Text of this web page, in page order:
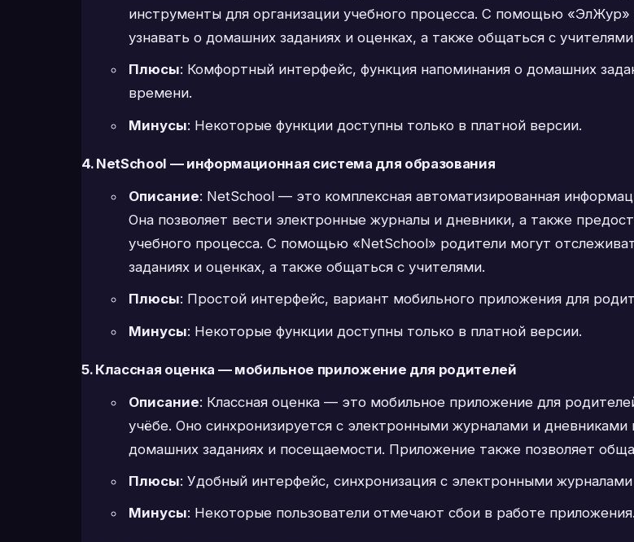
инструменты для организации учебного процесса. С помощью
узнавать о домашних заданиях и оценках, а также общаться с
Плюсы: Комфортный интерфейс, функция напоминания о домашних
времени.
Минусы: Некоторые функции доступны только в платной версии.
4. NetSchool — информационная система для образования
Описание: NetSchool — это комплексная автоматизированная
Она позволяет вести электронные журналы и дневники, а также
учебного процесса. С помощью «NetSchool» родители могут
заданиях и оценках, а также общаться с учителями.
Плюсы: Простой интерфейс, вариант мобильного приложения для
Минусы: Некоторые функции доступны только в платной версии.
5. Классная оценка — мобильное приложение для родителей
Описание: Классная оценка — это мобильное приложение для
учёбе. Оно синхронизируется с электронными журналами и
домашних заданиях и посещаемости. Приложение также позволяет
Плюсы: Удобный интерфейс, синхронизация с электронными
Минусы: Некоторые пользователи отмечают сбои в работе приложения.